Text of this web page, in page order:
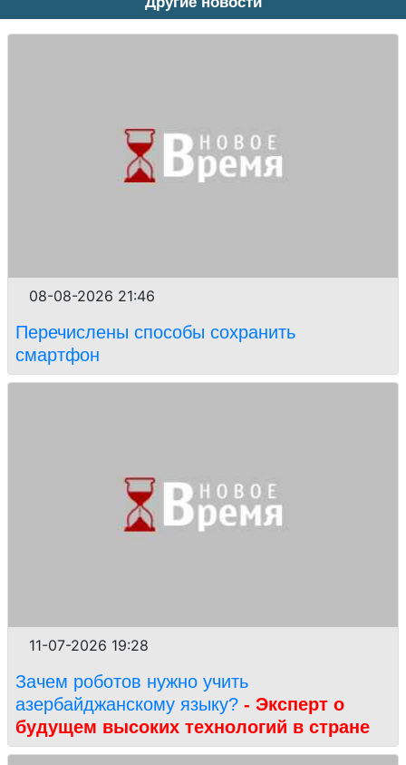
08-08-2026 21:46
Перечислены способы сохранить
смартфон
11-07-2026 19:28
Зачем роботов нужно учить
азербайджанскому языку? - Эксперт о
будущем высоких технологий в стране